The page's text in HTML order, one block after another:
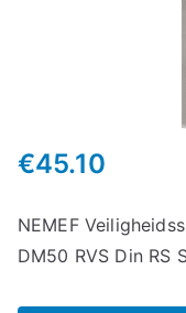
€45.10
NEMEF
DM50 RVS Din RS